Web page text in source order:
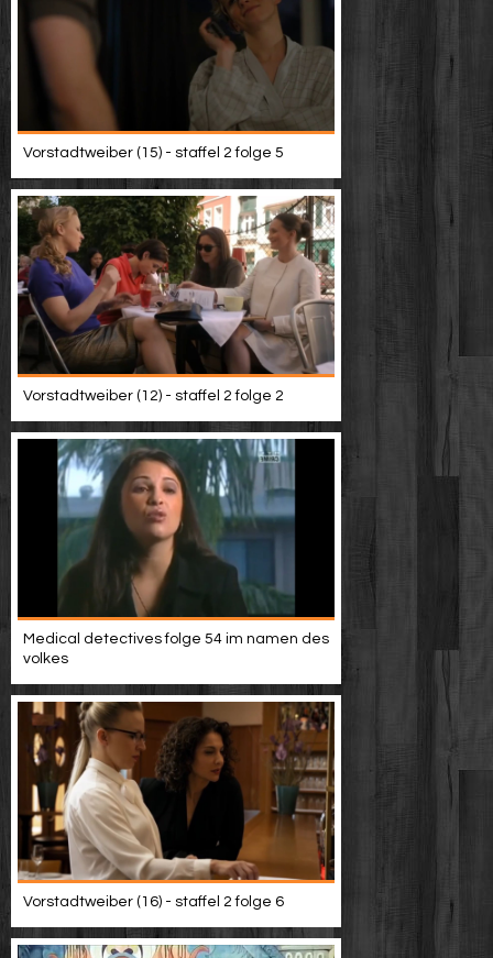
Vorstadtweiber (15) - staffel 2 folge 5
Vorstadtweiber (12) - staffel 2 folge 2
Medical detectives folge 54 im namen des
volkes
Vorstadtweiber (16) - staffel 2 folge 6